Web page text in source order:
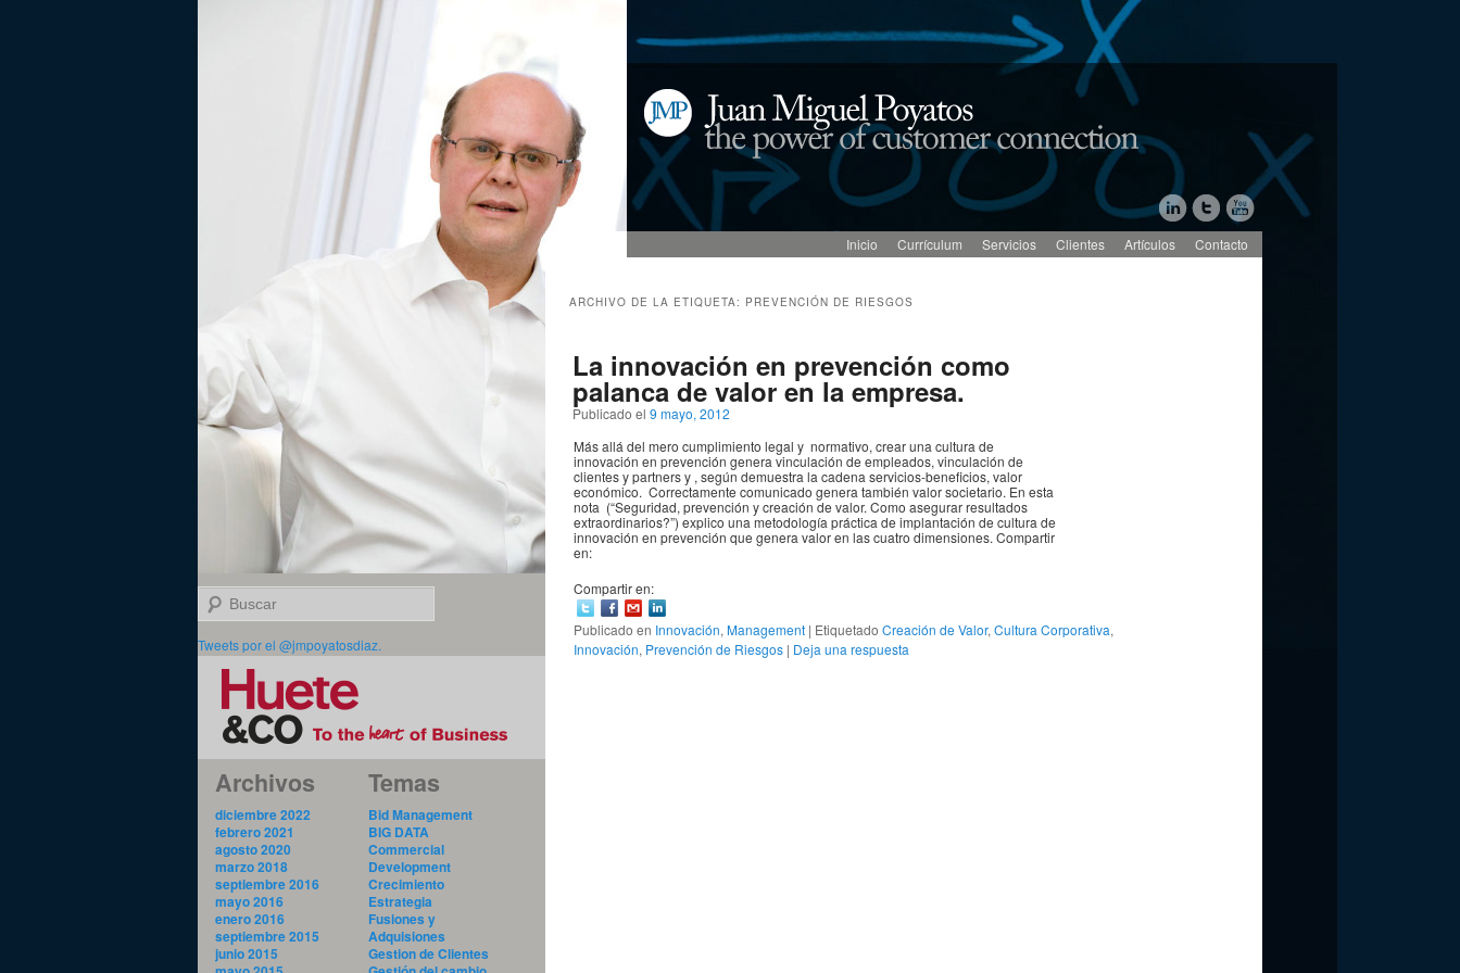
Inicio Currículum Servicios Clientes Artículos Contacto
ARCHIVO DE LA ETIQUETA: PREVENCIÓN DE RIESGOS
La innovación en prevención como
palanca de valor en la empresa.
Publicado el 9 mayo, 2012
Más allá del mero cumplimiento legal y normativo, crear una cultura de
innovación en prevención genera vinculación de empleados, vinculación de
clientes y partners y , según demuestra la cadena servicios-beneficios, valor
económico. Correctamente comunicado genera también valor societario. En esta
nota (“Seguridad, prevención y creación de valor. Como asegurar resultados
extraordinarios?”) explico una metodología práctica de implantación de cultura de
innovación en prevención que genera valor en las cuatro dimensiones. Compartir
en:
Compartir en:
Publicado en Innovación,Management | Etiquetado Creación de Valor,Cultura Corporativa,
Innovación, Prevención de Riesgos | Deja una respuesta
Buscar
Tweets por el @jmpoyatosdiaz.
Archivos
diciembre 2022
febrero 2021
agosto 2020
marzo 2018
septiembre 2016
mayo 2016
enero 2016
septiembre 2015
junio 2015
Temas
Bid Management
BIG DATA
Commercial
Development
Crecimiento
Estrategia
Fusiones y
Adquisiones
Gestion de Clientes